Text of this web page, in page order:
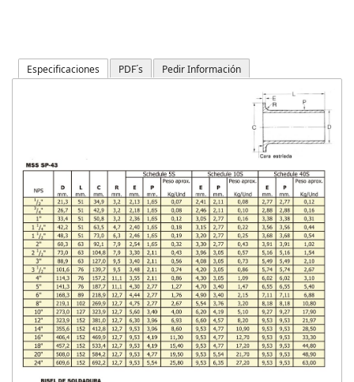
Especificaciones PDF´s Pedir Información